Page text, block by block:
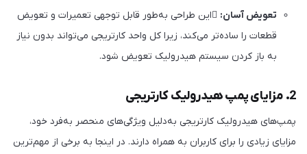
تعویض آسان:
این طراحی به‌طور قابل توجهی تعمیرات و تعویض
قطعات را ساده‌تر می‌کند، زیرا کل واحد کارتریجی می‌تواند بدون نیاز
به باز کردن سیستم هیدرولیک تعویض شود.
2. مزایای پمپ هیدرولیک کارتریجی
پمپ‌های هیدرولیک کارتریجی به‌دلیل ویژگی‌های منحصر به‌فرد خود،
مزایای زیادی را برای کاربران به همراه دارند. در اینجا به برخی از مهم‌ترین